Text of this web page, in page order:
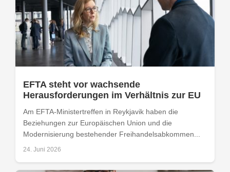
EFTA steht vor wachsende
Herausforderungen im Verhältnis zur EU
Am EFTA-Ministertreffen in Reykjavik haben die
Beziehungen zur Europäischen Union und die
Modernisierung bestehender Freihandelsabkommen...
24. Juni 2026